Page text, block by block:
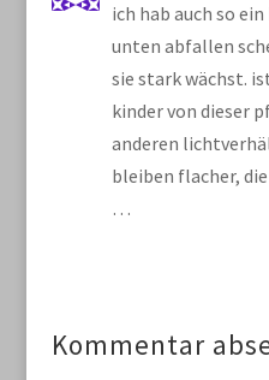
ich hab auch so
unten abfallen
sie stark wächst.
kinder von dieser
anderen
bleiben flacher,
…
Kommentar